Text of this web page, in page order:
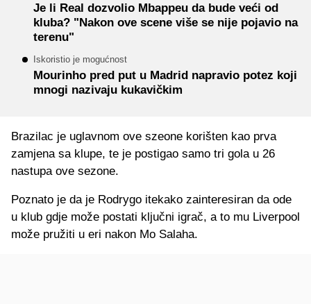
Je li Real dozvolio Mbappeu da bude veći od
kluba? "Nakon ove scene više se nije pojavio na
terenu"
Iskoristio je mogućnost
Mourinho pred put u Madrid napravio potez koji
mnogi nazivaju kukavičkim
Brazilac je uglavnom ove szeone korišten kao prva
zamjena sa klupe, te je postigao samo tri gola u 26
nastupa ove sezone.
Poznato je da je Rodrygo itekako zainteresiran da ode
u klub gdje može postati ključni igrač, a to mu Liverpool
može pružiti u eri nakon Mo Salaha.